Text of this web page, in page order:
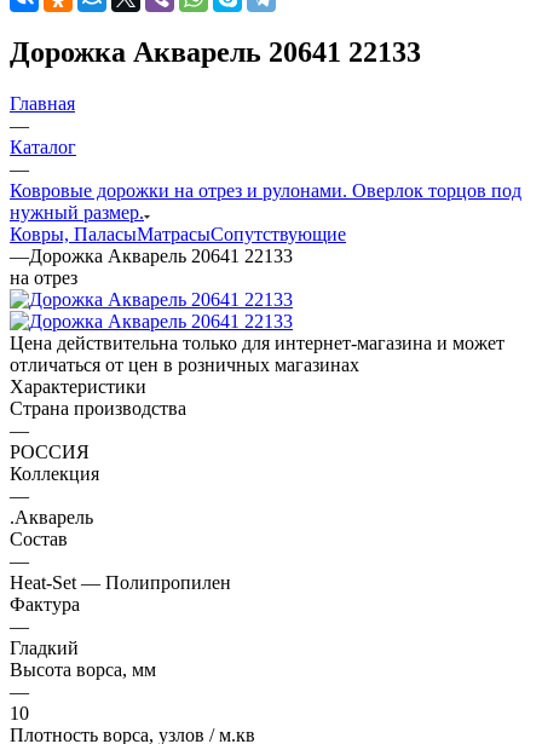
Дорожка Акварель 20641 22133
Главная
—
Каталог
—
Ковровые дорожки на отрез и рулонами. Оверлок торцов под
нужный размер.
Ковры, ПаласыМатрасыСопутствующие
—Дорожка Акварель 20641 22133
на отрез
Цена действительна только для интернет-магазина и может
отличаться от цен в розничных магазинах
Характеристики
Страна производства
—
РОССИЯ
Коллекция
—
.Акварель
Состав
—
Heat-Set — Полипропилен
Фактура
—
Гладкий
Высота ворса, мм
—
10
Плотность ворса, узлов / м.кв